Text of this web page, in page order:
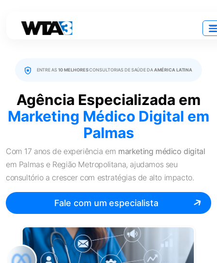
ENTRE AS10 MELHORESCONSULTORIAS DE SAÚDE DAAMÉRICA LATINA
Agência Especializada em
Marketing Médico Digital em
Palmas
Com 17 anos de experiência em marketing médico digital
em Palmas e Região Metropolitana, ajudamos seu
consultório a crescer com estratégias de alto impacto.
Fale com um especialista